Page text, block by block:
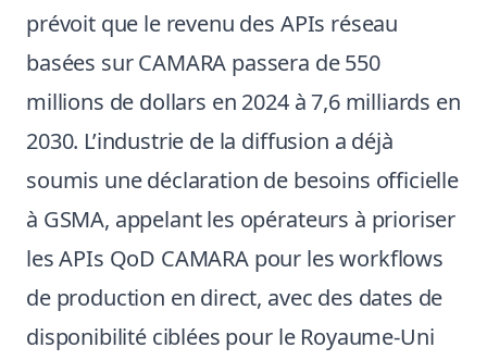
prévoit que le revenu des APIs réseau
basées sur CAMARA passera de 550
millions de dollars en 2024 à 7,6 milliards en
2030. L’industrie de la diffusion a déjà
soumis une déclaration de besoins officielle
à GSMA, appelant les opérateurs à prioriser
les APIs QoD CAMARA pour les workflows
de production en direct, avec des dates de
disponibilité ciblées pour le Royaume-Uni